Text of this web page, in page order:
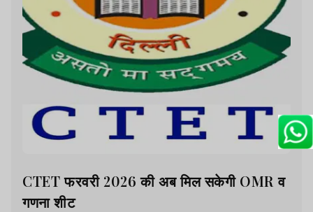
CTET फरवरी 2026 की अब मिल सकेगी OMR व
गणना शीट